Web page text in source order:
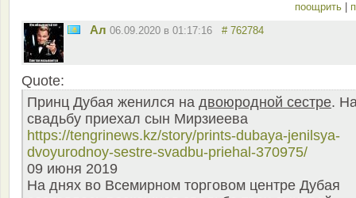
поощрить
Ал 06.09.2020 в 01:17:16 # 762784
Quote:
Принц Дубая женился на двоюродной сестре.
свадьбу приехал сын Мирзиеева
https://tengrinews.kz/story/prints-dubaya-jenilsya-
dvoyurodnoy-sestre-svadbu-priehal-370975/
09 июня 2019
На днях во Всемирном торговом центре Дубая